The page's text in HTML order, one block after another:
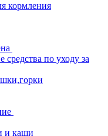
кормления
средства по уходу за
и каши